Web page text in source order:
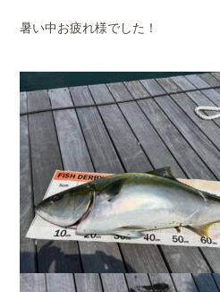
暑い中お疲れ様でした！